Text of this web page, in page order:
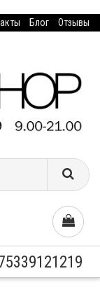
Блог Отзывы